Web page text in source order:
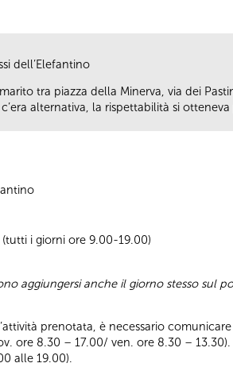
dell’Elefantino
tra piazza della Minerva, via dei
alternativa, la rispettabilità si
i giorni ore 9.00-19.00)
aggiungersi anche il giorno stesso sul
prenotata, è necessario
ore 8.30 – 17.00/ ven. ore 8.30 –
alle 19.00).